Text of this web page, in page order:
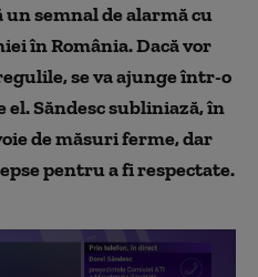
un semnal de alarmă cu
în România. Dacă vor
se va ajunge într-o
Săndesc subliniază, în
de măsuri ferme, dar
pentru a fi respectate.